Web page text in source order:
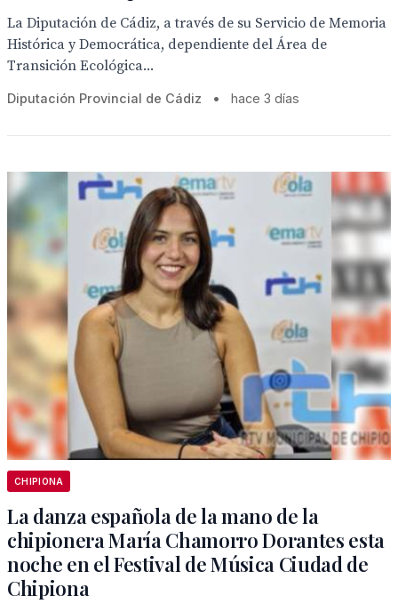
La Diputación de Cádiz, a través de su Servicio de Memoria
Histórica y Democrática, dependiente del Área de
Transición Ecológica...
Diputación Provincial de Cádiz • hace 3 días
CHIPIONA
La danza española de la mano de la
chipionera María Chamorro Dorantes esta
noche en el Festival de Música Ciudad de
Chipiona